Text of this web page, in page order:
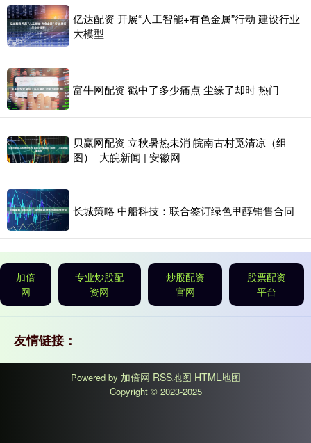
亿达配资 开展“人工智能+有色金属”行动 建设行业
大模型
富牛网配资 戳中了多少痛点 尘缘了却时 热门
贝赢网配资 立秋暑热未消 皖南古村觅清凉（组
图）_大皖新闻 | 安徽网
长城策略 中船科技：联合签订绿色甲醇销售合同
加倍
网
专业炒股配
资网
炒股配资
官网
股票配资
平台
友情链接：
Powered by 加倍网 RSS地图 HTML地图
Copyright © 2023-2025